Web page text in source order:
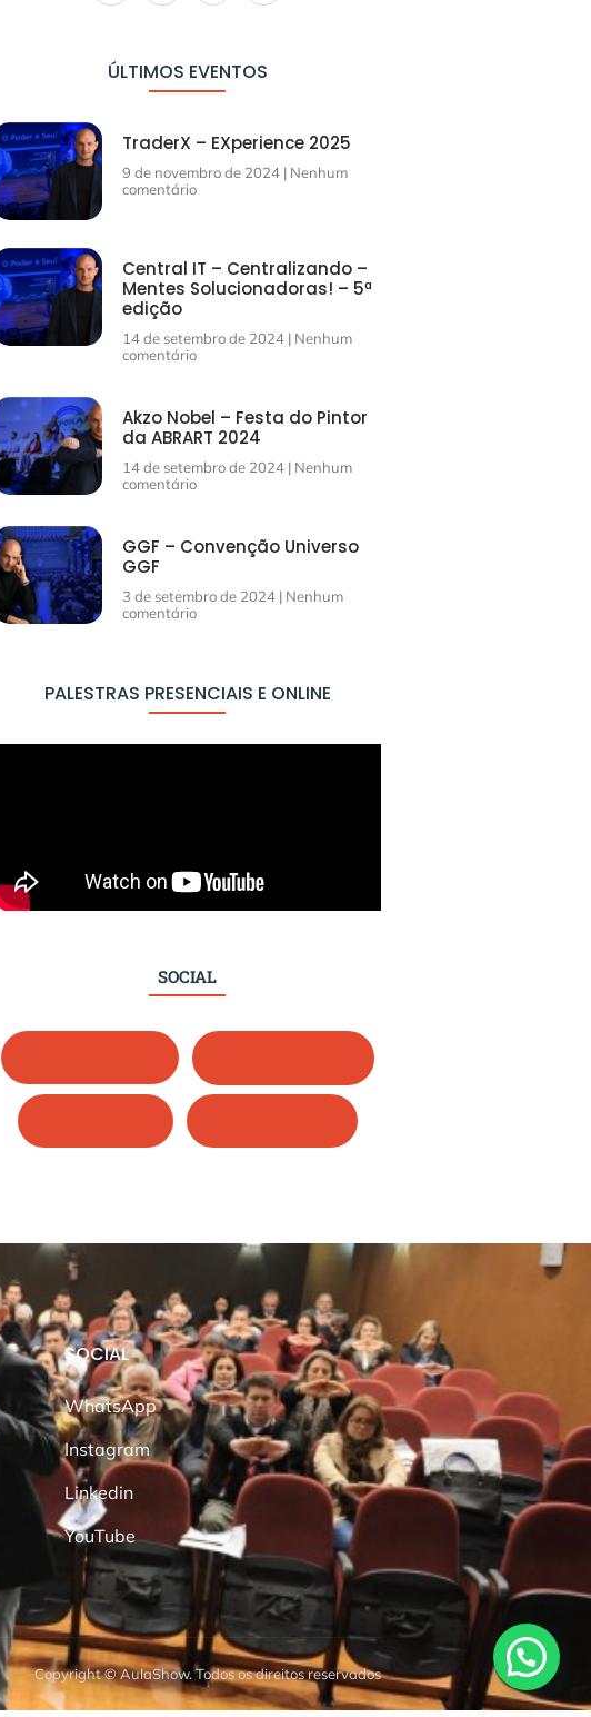
ÚLTIMOS EVENTOS
TraderX – EXperience 2025
9 de novembro de 2024 Nenhum
comentário
Central IT – Centralizando –
Mentes Solucionadoras! – 5ª
edição
14 de setembro de 2024 Nenhum
comentário
Akzo Nobel – Festa do Pintor
da ABRART 2024
14 de setembro de 2024 Nenhum
comentário
GGF – Convenção Universo
GGF
3 de setembro de 2024 Nenhum
comentário
PALESTRAS PRESENCIAIS E ONLINE
SOCIAL
SOCIAL
WhatsApp
Instagram
Linkedin
YouTube
Copyright © AulaShow. Todos os direitos reservados